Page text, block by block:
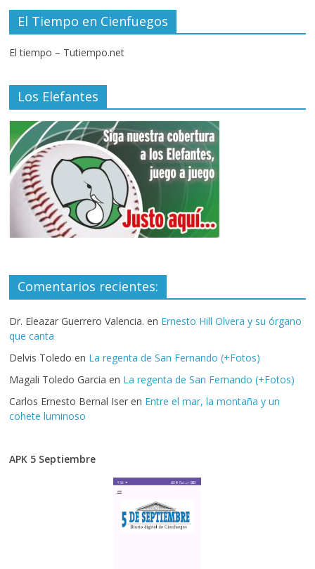
El Tiempo en Cienfuegos
El tiempo – Tutiempo.net
Los Elefantes
Comentarios recientes:
Dr. Eleazar Guerrero Valencia. en Ernesto Hill Olvera y su órgano
que canta
Delvis Toledo en La regenta de San Fernando (+Fotos)
Magali Toledo Garcia en La regenta de San Fernando (+Fotos)
Carlos Ernesto Bernal Iser en Entre el mar, la montaña y un
cohete luminoso
APK 5 Septiembre